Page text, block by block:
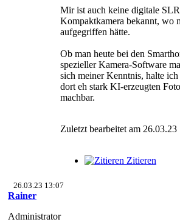
Mir ist auch keine digitale
Kompaktkamera bekannt, wo
aufgegriffen hätte.
Ob man heute bei den
spezieller Kamera-Software
sich meiner Kenntnis, halte ich
dort eh stark KI-erzeugten
machbar.
Zuletzt bearbeitet am 26.03.23
Zitieren
26.03.23 13:07
Rainer
Administrator